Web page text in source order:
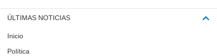
ÚLTIMAS NOTICIAS
Inicio
Política